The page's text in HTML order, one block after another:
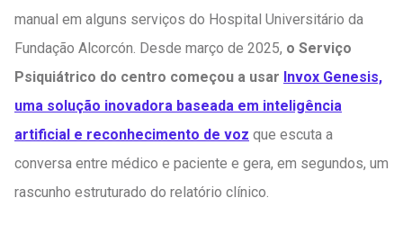
manual em alguns serviços do Hospital Universitário da
Fundação Alcorcón. Desde março de 2025, o Serviço
Psiquiátrico do centro começou a usar Invox Genesis,
uma solução inovadora baseada em inteligência
artificial e reconhecimento de voz que escuta a
conversa entre médico e paciente e gera, em segundos, um
rascunho estruturado do relatório clínico.